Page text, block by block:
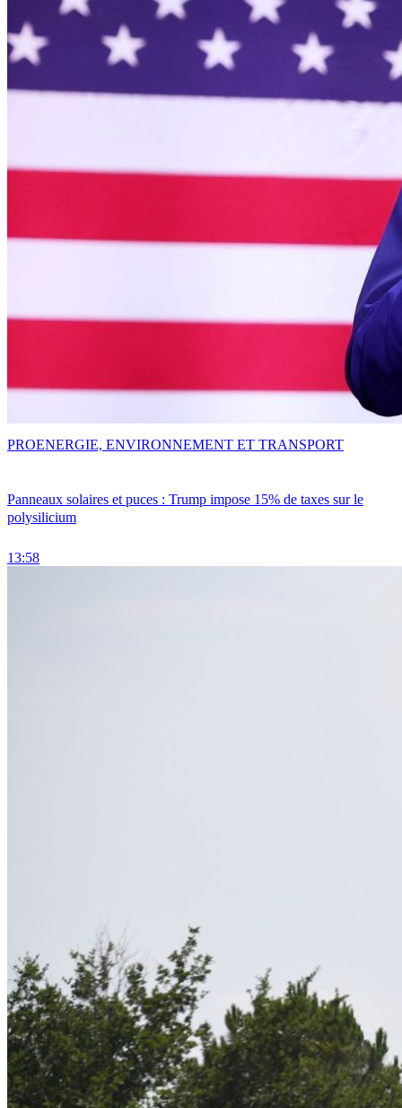
Panneaux solaires et puces : Trump impose 15% de taxes sur le
polysilicium
13:58
PROENERGIE, ENVIRONNEMENT ET TRANSPORT